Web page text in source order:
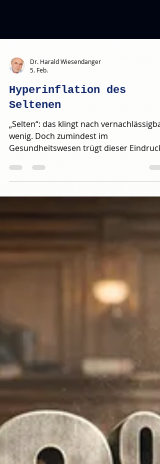
Dr. Harald Wiesendanger
5. Feb.
Seltenen
„Selten“: das klingt nach vernachlässigbar
Gesundheitswesen trügt dieser Eindruck
gewaltig. Auch wenn jede „seltene
Krankheit“ höchstens 0,05 % der
Artenvielfalt neuerdings regelrecht: Über
17.000 sind es inzwischen. Und immer
mehr Menschen sind betroffen: vier
Millionen allein in Deutschland, bis zu
verantwortlich sind in erster Linie
Lebensverhältnisse, die systematisch kr